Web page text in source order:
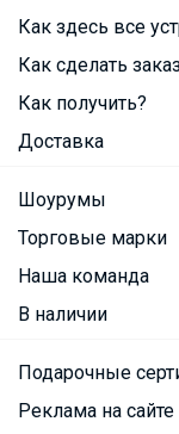
Как здесь все
Как сделать
Как получить?
Доставка
Шоурумы
Торговые марки
Наша команда
В наличии
Подарочные
Реклама на сайте